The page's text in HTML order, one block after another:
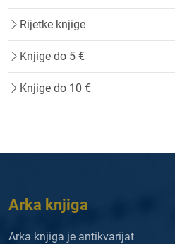
Rijetke knjige
Knjige do 5 €
Knjige do 10 €
Arka knjiga
Arka knjiga je antikvarijat